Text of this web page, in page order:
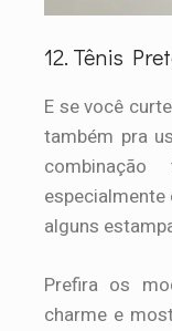
12. Tênis
E se você
também pra
alguns
Prefira os
charme e